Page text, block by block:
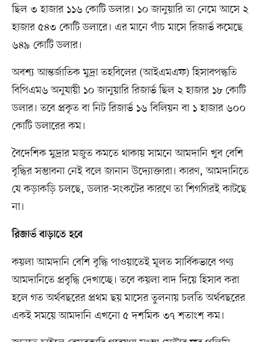
ছিল ৩ হাজার ১১৬ কোটি ডলার। ১০ জানুয়ারি তা নেমে আসে ২
হাজার ৫৪৩ কোটি ডলারে। এর মানে পাঁচ মাসে রিজার্ভ কমেছে
৬৪৯ কোটি ডলার।
অবশ্য আন্তর্জাতিক মুদ্রা তহবিলের (আইএমএফ) হিসাবপদ্ধতি
বিপিএম৬ অনুযায়ী ১০ জানুয়ারি রিজার্ভ ছিল ২ হাজার ১৮ কোটি
ডলার। তবে প্রকৃত বা নিট রিজার্ভ ১৬ বিলিয়ন বা ১ হাজার ৬০০
কোটি ডলারের কম।
বৈদেশিক মুদ্রার মজুত কমতে থাকায় সামনে আমদানি খুব বেশি
বৃদ্ধির সম্ভাবনা নেই বলে জানান উদ্যোক্তারা। কারণ, আমদানিতে
যে কড়াকড়ি চলছে, ডলার-সংকটের কারণে তা শিগগিরই কাটছে
না।
রিজার্ভ বাড়াতে হবে
কয়লা আমদানি বেশি বৃদ্ধি পাওয়াতেই মূলত সার্বিকভাবে পণ্য
আমদানিতে প্রবৃদ্ধি দেখাচ্ছে। তবে কয়লা বাদ দিয়ে হিসাব করা
হলে গত অর্থবছরের প্রথম ছয় মাসের তুলনায় চলতি অর্থবছরের
একই সময়ে আমদানি এখনো ৫ দশমিক ৩৭ শতাংশ কম।